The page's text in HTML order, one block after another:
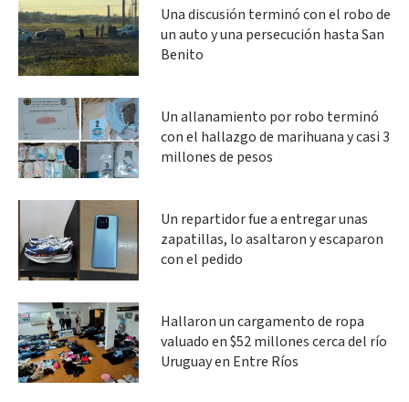
Una discusión terminó con el robo de
un auto y una persecución hasta San
Benito
Un allanamiento por robo terminó
con el hallazgo de marihuana y casi 3
millones de pesos
Un repartidor fue a entregar unas
zapatillas, lo asaltaron y escaparon
con el pedido
Hallaron un cargamento de ropa
valuado en $52 millones cerca del río
Uruguay en Entre Ríos